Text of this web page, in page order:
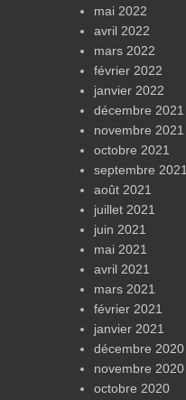
mai 2022
avril 2022
mars 2022
février 2022
janvier 2022
décembre 2021
novembre 2021
octobre 2021
septembre 2021
août 2021
juillet 2021
juin 2021
mai 2021
avril 2021
mars 2021
février 2021
janvier 2021
décembre 2020
novembre 2020
octobre 2020